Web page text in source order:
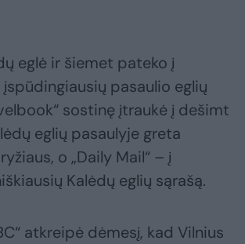
eglė ir šiemet pateko į
pasaulio eglių
sostinę įtraukė į dešimt
eglių pasaulyje greta
o „Daily Mail“ – į
Kalėdų eglių sąrašą.
atkreipė dėmesį, kad Vilnius